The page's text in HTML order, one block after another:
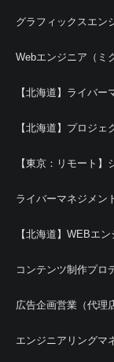
グラフィックスエン
Webエンジニア（ミ
【北海道】ライバ
【北海道】プロジェ
【東京：リモート】
ライバーマネジメン
【北海道】WEBエ
コンテンツ制作プロ
広告企画営業（代理
エンジニアリングマ